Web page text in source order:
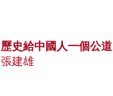
歷史給中國人一個公道
張建雄